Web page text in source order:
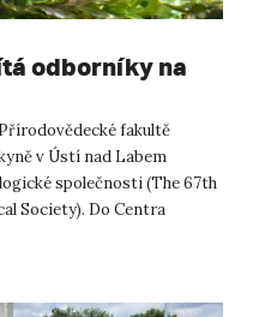
odborníky na
fakultě
v Ústí nad Labem
společnosti (The 67th
Society). Do Centra